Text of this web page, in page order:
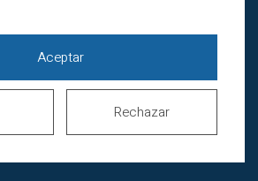
Lunes a jueves de
8.00 a 20.00h
Sábados cerrados
944 44 38 00
Aceptar
Rechazar